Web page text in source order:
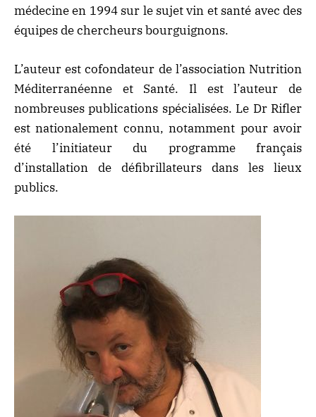
médecine en 1994 sur le sujet vin et santé avec des
équipes de chercheurs bourguignons.
L’auteur est cofondateur de l’association Nutrition
Méditerranéenne et Santé. Il est l’auteur de
nombreuses publications spécialisées. Le Dr Rifler
est nationalement connu, notamment pour avoir
été l’initiateur du programme français
d’installation de défibrillateurs dans les lieux
publics.